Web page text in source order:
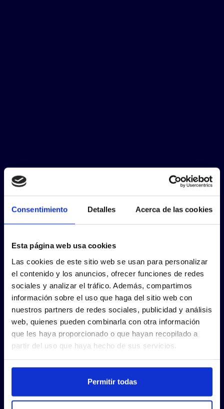
Consentimiento Detalles Acerca de las cookies
Esta página web usa cookies
Las cookies de este sitio web se usan para personalizar
el contenido y los anuncios, ofrecer funciones de redes
sociales y analizar el tráfico. Además, compartimos
información sobre el uso que haga del sitio web con
nuestros partners de redes sociales, publicidad y análisis
web, quienes pueden combinarla con otra información
que les haya proporcionado o que hayan recopilado a
partir del uso que haya hecho de sus servicios.
Permitir todas